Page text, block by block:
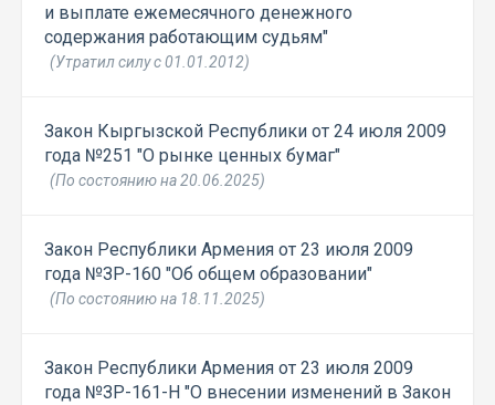
и выплате ежемесячного денежного
содержания работающим судьям"
(Утратил силу с 01.01.2012)
Закон Кыргызской Республики от 24 июля 2009
года №251 "О рынке ценных бумаг"
(По состоянию на 20.06.2025)
Закон Республики Армения от 23 июля 2009
года №ЗР-160 "Об общем образовании"
(По состоянию на 18.11.2025)
Закон Республики Армения от 23 июля 2009
года №ЗР-161-Н "О внесении изменений в Закон